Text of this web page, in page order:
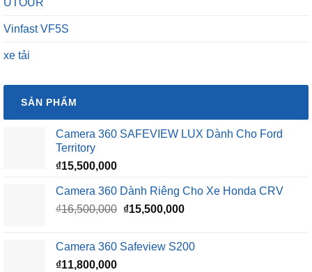
UTOUR
Vinfast VF5S
xe tải
SẢN PHẨM
Camera 360 SAFEVIEW LUX Dành Cho Ford
Territory
₫15,500,000
Camera 360 Dành Riêng Cho Xe Honda CRV
₫16,500,000 Giá
₫16,500,000.
₫15,500,000Giá
là:
Camera 360 Safeview S200
₫11,800,000